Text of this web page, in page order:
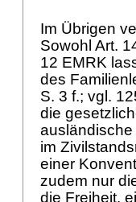
Im Übrigen
Sowohl Art.
12 EMRK
des
S. 3 f.; vgl.
die
im
einer
zudem nur
die Freiheit,